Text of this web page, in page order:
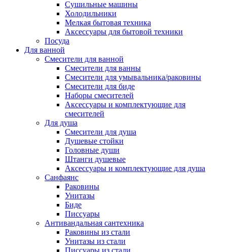
Сушильные машины
Холодильники
Мелкая бытовая техника
Аксессуары для бытовой техники
Посуда
Для ванной
Смесители для ванной
Смесители для ванны
Смесители для умывальника/раковины
Смесители для биде
Наборы смесителей
Аксессуары и комплектующие для
смесителей
Для душа
Смесители для душа
Душевые стойки
Головные души
Штанги душевые
Аксессуары и комплектующие для душа
Санфаянс
Раковины
Унитазы
Биде
Писсуары
Антивандальная сантехника
Раковины из стали
Унитазы из стали
Писсуары из стали